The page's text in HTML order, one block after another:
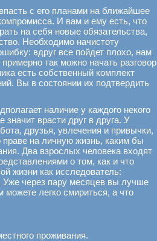
с его планами на ближайшее
И вам и ему есть, что
на себя новые обязательства,
Необходимо начистоту
вдруг все пойдет плохо, нам
так можно начать разговор
есть собственный комплект
Вы в состоянии их подтвердить
наличие у каждого некого
значит врасти друг в друга. У
друзья, увлечения и привычки,
праве на личную жизнь, каким бы
Два взрослых человека входят
о том, как и что
жизни как исследователь:
через пару месяцев вы лучше
можете легко смириться, а что
проживания.